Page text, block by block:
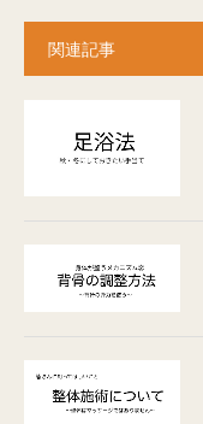
関連記事